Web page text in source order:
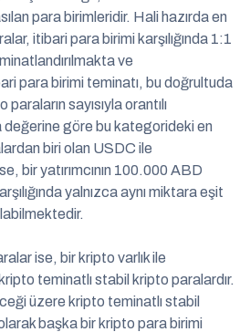
para birimleridir. Hali hazırda en
itibari para birimi karşılığında 1:1
ve
para birimi teminatı, bu doğrultuda
sayısıyla orantılı
göre bu kategorideki en
biri olan USDC ile
bir yatırımcının 100.000 ABD
yalnızca aynı miktara eşit
ise, bir kripto varlık ile
teminatlı stabil kripto paralardır.
üzere kripto teminatlı stabil
başka bir kripto para birimi